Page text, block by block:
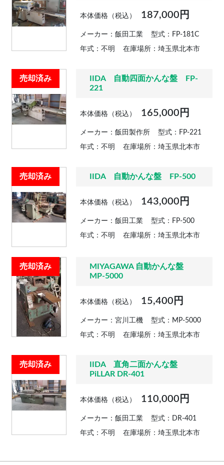
本体価格（税込） 187,000円
メーカー：飯田工業 型式：FP-181C
年式：不明 在庫場所：埼玉県北本市
売却済み
IIDA 自動四面かんな盤 FP-
221
本体価格（税込） 165,000円
メーカー：飯田製作所 型式：FP-221
年式：不明 在庫場所：埼玉県北本市
売却済み IIDA 自動かんな盤 FP-500
本体価格（税込） 143,000円
メーカー：飯田工業 型式：FP-500
年式：不明 在庫場所：埼玉県北本市
売却済み
MIYAGAWA 自動かんな盤
MP-5000
本体価格（税込） 15,400円
メーカー：宮川工機 型式：MP-5000
年式：不明 在庫場所：埼玉県北本市
売却済み
IIDA 直角二面かんな盤
PiLLAR DR-401
本体価格（税込） 110,000円
メーカー：飯田工業 型式：DR-401
年式：不明 在庫場所：埼玉県北本市